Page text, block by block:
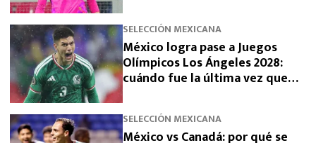
SELECCIÓN MEXICANA
México logra pase a Juegos
Olímpicos Los Ángeles 2028:
cuándo fue la última vez que
SELECCIÓN MEXICANA
México vs Canadá: por qué se